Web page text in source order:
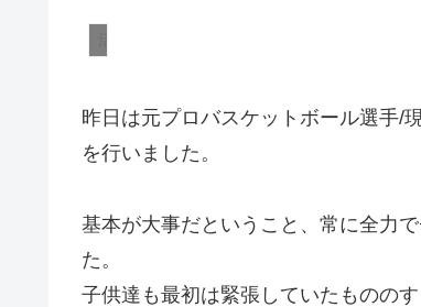
昨日は元プロバスケットボール選手/
を行いました。
基本が大事だということ、常に全力
た。
子供達も最初は緊張していたものの